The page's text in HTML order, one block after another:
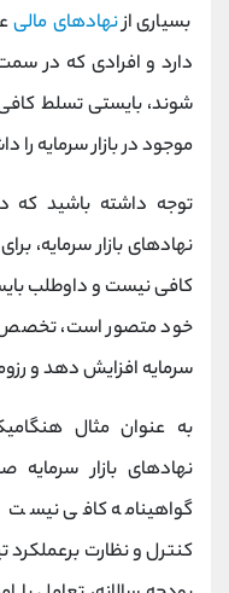
بسیاری ازنهادهای مالی
دارد و افرادی که در
شوند، بایستی تسلط کافی
موجود در بازار سرمایه را
توجه داشته باشید که
نهادهای بازار سرمایه،
کافی نیست و داوطلب
خود متصور است، تخصص
سرمایه افزایش دهد و
به عنوان مثال
نهادهای بازار
گواهینامه کافی نیست
کنترل و نظارت برعملکرد